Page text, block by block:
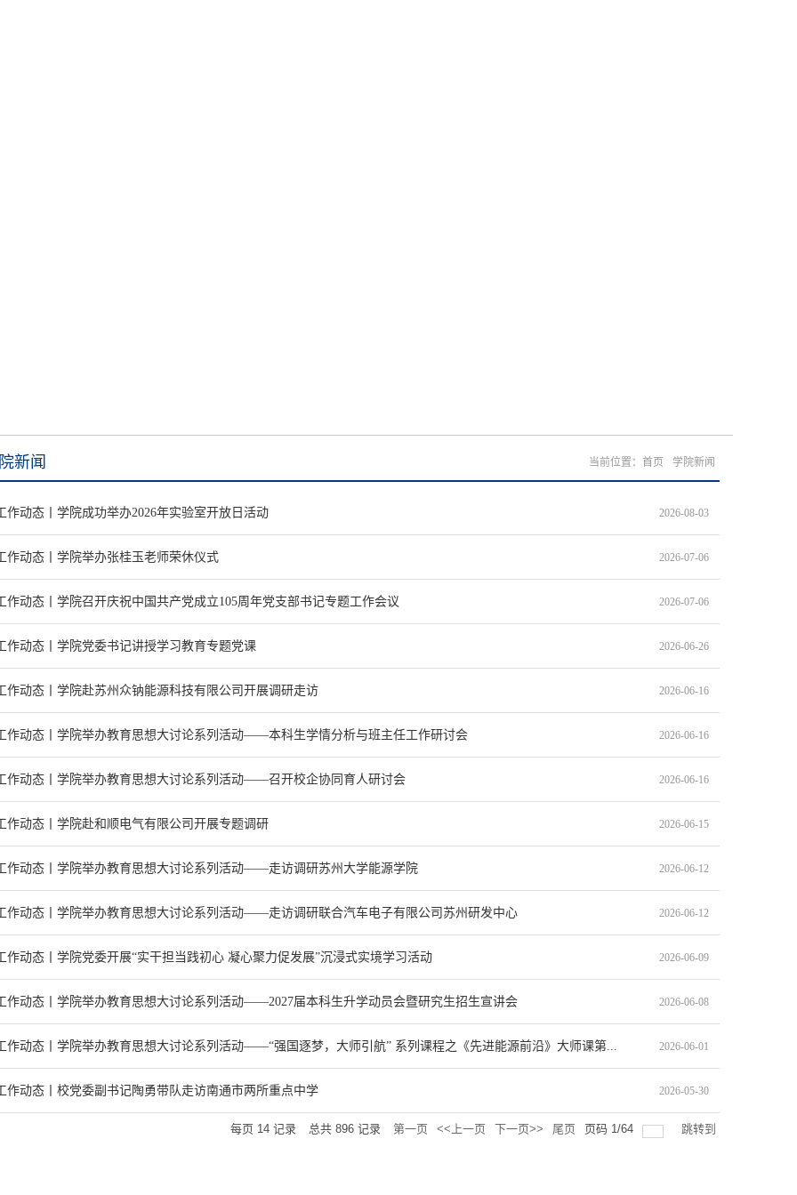
新闻 当前位置： 首页 学院新闻
作动态丨学院成功举办2026年实验室开放日活动 2026-08-03
作动态丨学院举办张桂玉老师荣休仪式 2026-07-06
作动态丨学院召开庆祝中国共产党成立105周年党支部书记专题工作会议 2026-07-06
作动态丨学院党委书记讲授学习教育专题党课 2026-06-26
作动态丨学院赴苏州众钠能源科技有限公司开展调研走访 2026-06-16
作动态丨学院举办教育思想大讨论系列活动——本科生学情分析与班主任工作研讨会 2026-06-16
作动态丨学院举办教育思想大讨论系列活动——召开校企协同育人研讨会 2026-06-16
作动态丨学院赴和顺电气有限公司开展专题调研 2026-06-15
作动态丨学院举办教育思想大讨论系列活动——走访调研苏州大学能源学院 2026-06-12
作动态丨学院举办教育思想大讨论系列活动——走访调研联合汽车电子有限公司苏州研发中心 2026-06-12
作动态丨学院党委开展“实干担当践初心 凝心聚力促发展”沉浸式实境学习活动 2026-06-09
作动态丨学院举办教育思想大讨论系列活动——2027届本科生升学动员会暨研究生招生宣讲会 2026-06-08
作动态丨学院举办教育思想大讨论系列活动——“强国逐梦，大师引航” 系列课程之《先进能源前沿》大师课第... 2026-06-01
作动态丨校党委副书记陶勇带队走访南通市两所重点中学 2026-05-30
每页 14 记录 总共 896 记录 第一页 <<上一页 下一页>> 尾页 页码 1/64 跳转到